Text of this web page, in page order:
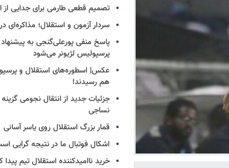
تصمیم قطعی طارمی برای جدایی از
سردار آزمون و استقلال؛ مذاکره‌ای
پاسخ منفی پورعلی‌گنجی به
پرسپولیس لژیونر می‌شود
عکس| اسطوره‌های استقلال و
هم رسیدند!
جزئیات جدید از انتقال نجومی
نساجی
قمار بزرگ استقلال روی یاسر آسانی
اشکال فوتبال ما در نتیجه گرایی
خرید ناامیدکننده استقلال تیم پیدا